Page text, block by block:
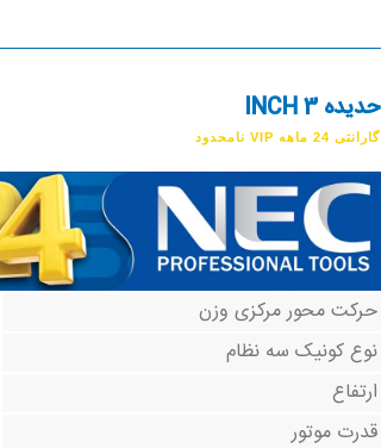
حدیده 3 INCH
گارانتی 24 ماهه VIP نامحدود
حرکت محور مرکزی وزن
نوع کونیک سه نظام
ارتفاع
قدرت موتور